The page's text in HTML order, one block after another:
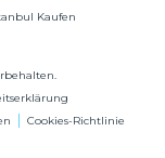
Kaufen
Cookies-Richtlinie